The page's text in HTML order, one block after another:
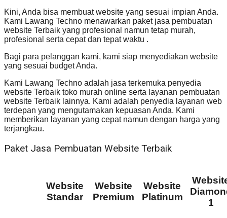
Kini, Anda bisa membuat website yang sesuai impian Anda.
Kami Lawang Techno menawarkan paket jasa pembuatan
website Terbaik yang profesional namun tetap murah,
profesional serta cepat dan tepat waktu .
Bagi para pelanggan kami, kami siap menyediakan website
yang sesuai budget Anda.
Kami Lawang Techno adalah jasa terkemuka penyedia
website Terbaik toko murah online serta layanan pembuatan
website Terbaik lainnya. Kami adalah penyedia layanan web
terdepan yang mengutamakan kepuasan Anda. Kami
memberikan layanan yang cepat namun dengan harga yang
terjangkau.
Paket Jasa Pembuatan Website Terbaik
Website
Standar
Website
Premium
Website
Platinum
1